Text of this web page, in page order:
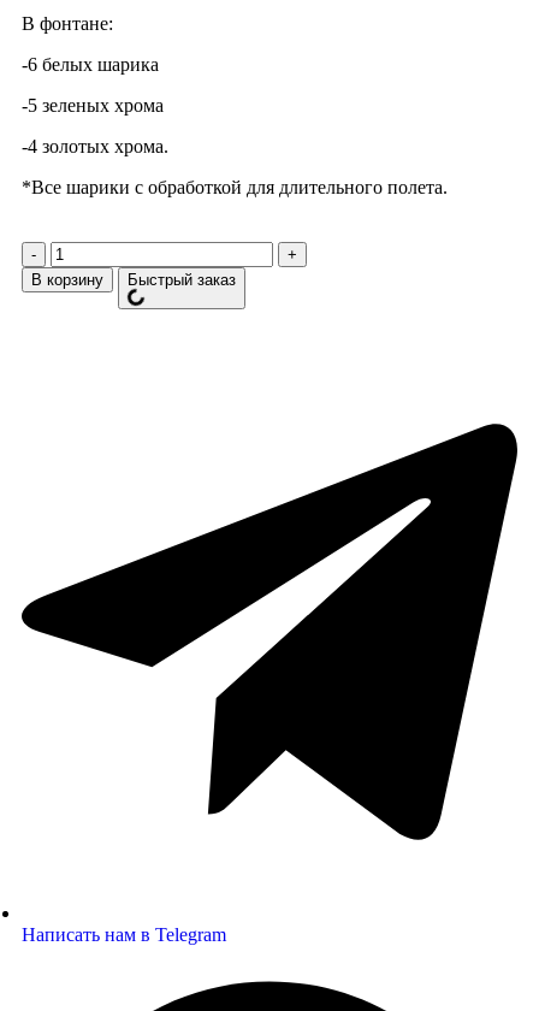
В фонтане:
-6 белых шарика
-5 зеленых хрома
-4 золотых хрома.
*Все шарики с обработкой для длительного полета.
В корзину Быстрый заказ
Написать нам в Telegram